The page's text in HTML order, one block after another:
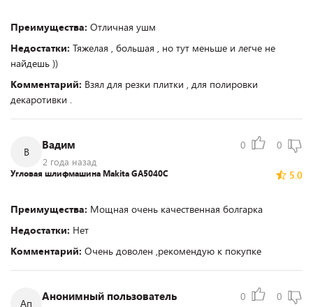
Преимущества: Отличная ушм
Недостатки: Тяжелая , большая , но тут меньше и легче не
найдешь ))
Комментарий: Взял для резки плитки , для полировки
декаротивки .
В
Вадим
2 года назад
0 0
5.0
Угловая шлифмашина Makita GA5040C
Преимущества: Мощная очень качественная болгарка
Недостатки: Нет
Комментарий: Очень доволен ,рекомендую к покупке
Ап
Анонимный пользователь 0 0